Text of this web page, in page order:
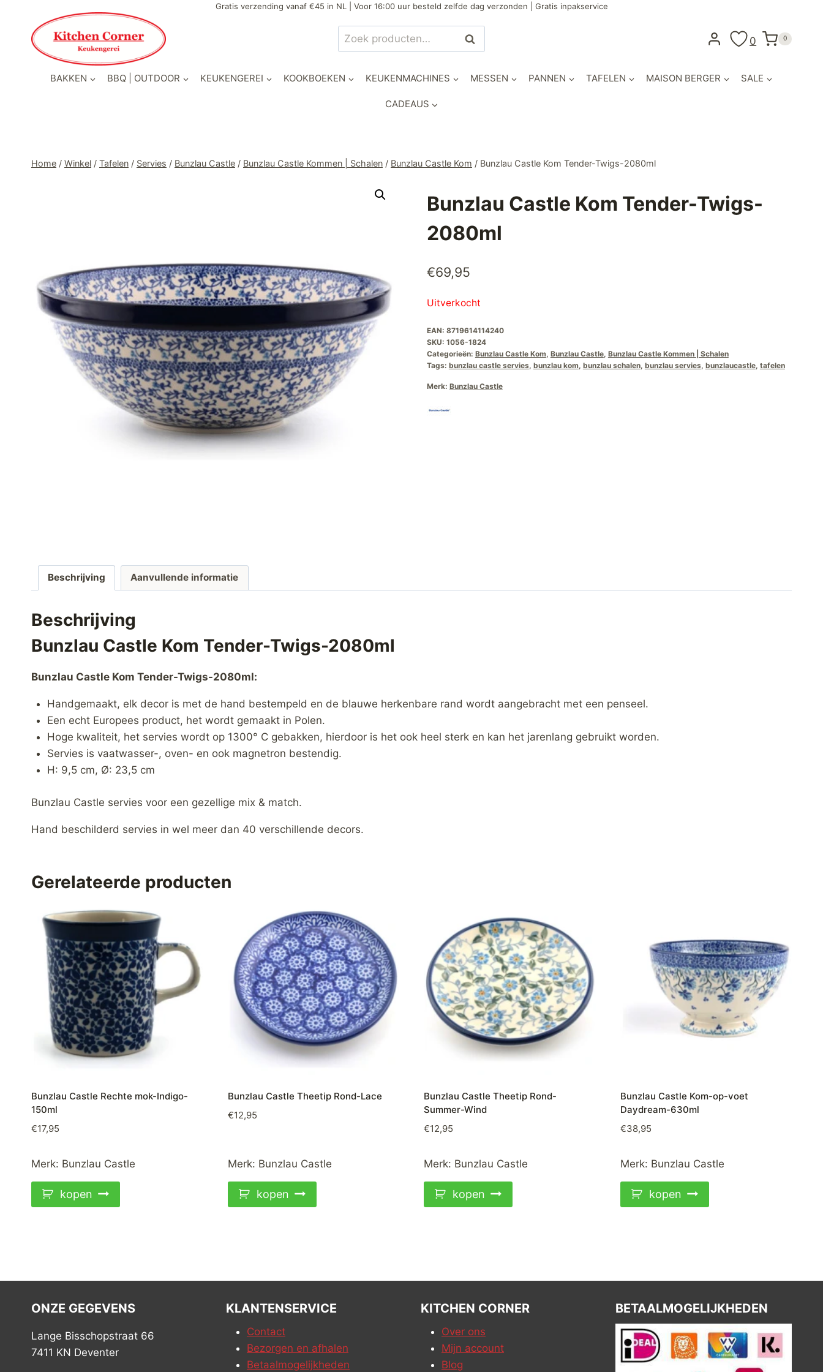
inhoud
Gratis verzending vanaf €45 in NL | Voor 16:00 uur besteld zelfde dag verzonden | Gratis inpakservice
Zoeken
naar:
Zoeken 0 0
BAKKEN BBQ | OUTDOOR KEUKENGEREI KOOKBOEKEN KEUKENMACHINES MESSEN PANNEN TAFELEN MAISON BERGER SALE
CADEAUS
Home / Winkel / Tafelen / Servies / Bunzlau Castle / Bunzlau Castle Kommen | Schalen / Bunzlau Castle Kom / Bunzlau Castle Kom Tender-Twigs-2080ml
Bunzlau Castle Kom Tender-Twigs-
2080ml
€69,95
Uitverkocht
EAN: 8719614114240
SKU: 1056-1824
Categorieën: Bunzlau Castle Kom, Bunzlau Castle, Bunzlau Castle Kommen | Schalen
Tags: bunzlau castle servies, bunzlau kom, bunzlau schalen, bunzlau servies, bunzlaucastle, tafelen
Merk: Bunzlau Castle
Beschrijving Aanvullende informatie
Beschrijving
Bunzlau Castle Kom Tender-Twigs-2080ml
Bunzlau Castle Kom Tender-Twigs-2080ml:
Handgemaakt, elk decor is met de hand bestempeld en de blauwe herkenbare rand wordt aangebracht met een penseel.
Een echt Europees product, het wordt gemaakt in Polen.
Hoge kwaliteit, het servies wordt op 1300° C gebakken, hierdoor is het ook heel sterk en kan het jarenlang gebruikt worden.
Servies is vaatwasser-, oven- en ook magnetron bestendig.
H: 9,5 cm, Ø: 23,5 cm
Bunzlau Castle servies voor een gezellige mix & match.
Hand beschilderd servies in wel meer dan 40 verschillende decors.
Gerelateerde producten
Bunzlau Castle Rechte mok-Indigo-
150ml
€17,95
Merk: Bunzlau Castle
kopen
Bunzlau Castle Theetip Rond-Lace
€12,95
Merk: Bunzlau Castle
kopen
Bunzlau Castle Theetip Rond-
Summer-Wind
€12,95
Merk: Bunzlau Castle
kopen
Bunzlau Castle Kom-op-voet
Daydream-630ml
€38,95
Merk: Bunzlau Castle
kopen
ONZE GEGEVENS
Lange Bisschopstraat 66
7411 KN Deventer
KLANTENSERVICE
Contact
Bezorgen en afhalen
Betaalmogelijkheden
KITCHEN CORNER
Over ons
Mijn account
Blog
BETAALMOGELIJKHEDEN